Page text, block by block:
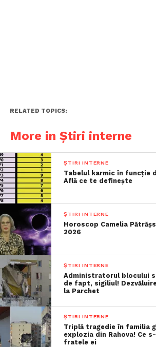
RELATED TOPICS:
More in Știri interne
ȘTIRI INTERNE
Tabelul karmic în funcție
Află ce te definește
ȘTIRI INTERNE
Horoscop Camelia
2026
ȘTIRI INTERNE
Administratorul blocului
de fapt, sigiliul!
la Parchet
ȘTIRI INTERNE
Triplă tragedie în familia
explozia din Rahova! Ce
fratele ei